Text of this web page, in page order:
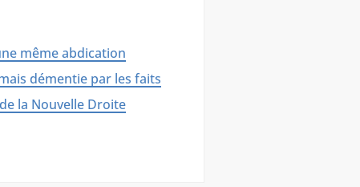
même abdication
démentie par les faits
la Nouvelle Droite